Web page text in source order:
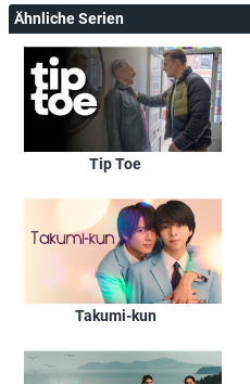
Ähnliche Serien
Tip Toe
Takumi-kun